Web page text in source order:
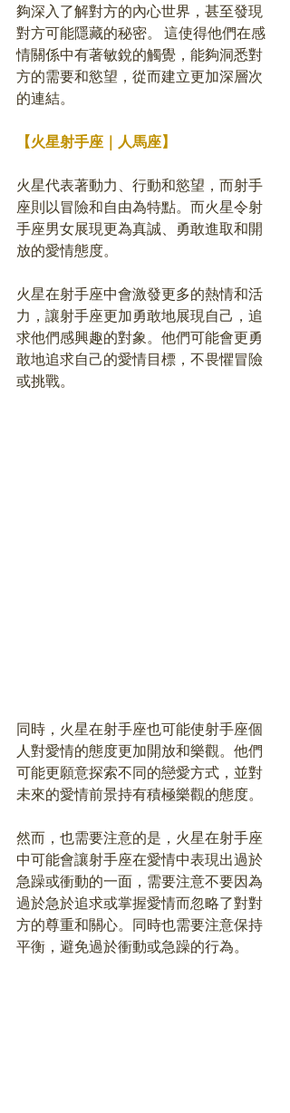
夠深入了解對方的內心世界，甚至發現
對方可能隱藏的秘密。 這使得他們在感
情關係中有著敏銳的觸覺，能夠洞悉對
方的需要和慾望，從而建立更加深層次
的連結。
【火星射手座｜人馬座】
火星代表著動力、行動和慾望，而射手
座則以冒險和自由為特點。而火星令射
手座男女展現更為真誠、勇敢進取和開
放的愛情態度。
火星在射手座中會激發更多的熱情和活
力，讓射手座更加勇敢地展現自己，追
求他們感興趣的對象。他們可能會更勇
敢地追求自己的愛情目標，不畏懼冒險
或挑戰。
同時，火星在射手座也可能使射手座個
人對愛情的態度更加開放和樂觀。他們
可能更願意探索不同的戀愛方式，並對
未來的愛情前景持有積極樂觀的態度。
然而，也需要注意的是，火星在射手座
中可能會讓射手座在愛情中表現出過於
急躁或衝動的一面，需要注意不要因為
過於急於追求或掌握愛情而忽略了對對
方的尊重和關心。同時也需要注意保持
平衡，避免過於衝動或急躁的行為。